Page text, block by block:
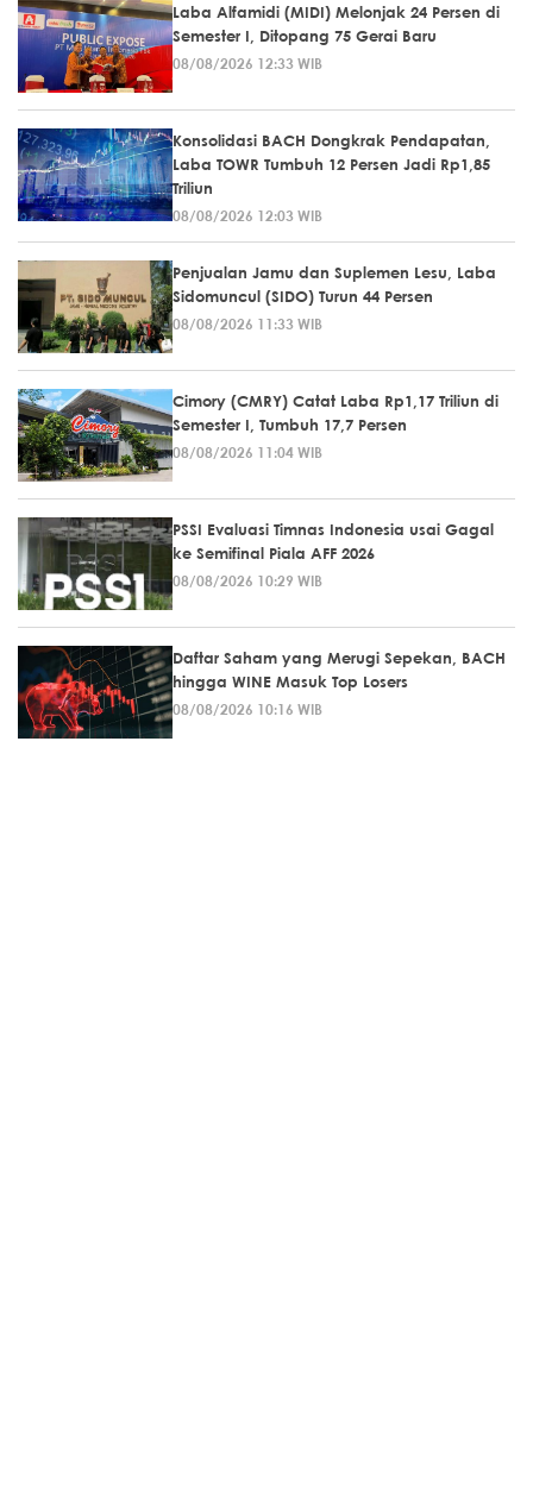
Laba Alfamidi (MIDI) Melonjak 24 Persen di
Semester I, Ditopang 75 Gerai Baru
08/08/2026 12:33 WIB
Konsolidasi BACH Dongkrak Pendapatan,
Laba TOWR Tumbuh 12 Persen Jadi Rp1,85
Triliun
08/08/2026 12:03 WIB
Penjualan Jamu dan Suplemen Lesu, Laba
Sidomuncul (SIDO) Turun 44 Persen
08/08/2026 11:33 WIB
Cimory (CMRY) Catat Laba Rp1,17 Triliun di
Semester I, Tumbuh 17,7 Persen
08/08/2026 11:04 WIB
PSSI Evaluasi Timnas Indonesia usai Gagal
ke Semifinal Piala AFF 2026
08/08/2026 10:29 WIB
Daftar Saham yang Merugi Sepekan, BACH
hingga WINE Masuk Top Losers
08/08/2026 10:16 WIB